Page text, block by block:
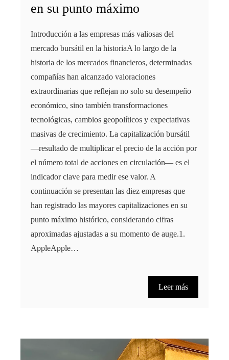
en su punto máximo
Introducción a las empresas más valiosas del
mercado bursátil en la historiaA lo largo de la
historia de los mercados financieros, determinadas
compañías han alcanzado valoraciones
extraordinarias que reflejan no solo su desempeño
económico, sino también transformaciones
tecnológicas, cambios geopolíticos y expectativas
masivas de crecimiento. La capitalización bursátil
—resultado de multiplicar el precio de la acción por
el número total de acciones en circulación— es el
indicador clave para medir ese valor. A
continuación se presentan las diez empresas que
han registrado las mayores capitalizaciones en su
punto máximo histórico, considerando cifras
aproximadas ajustadas a su momento de auge.1.
AppleApple…
Leer más